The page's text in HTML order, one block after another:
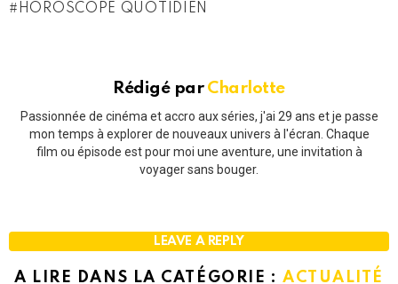
HOROSCOPE QUOTIDIEN
Rédigé par Charlotte
Passionnée de cinéma et accro aux séries, j'ai 29 ans et je passe
mon temps à explorer de nouveaux univers à l'écran. Chaque
film ou épisode est pour moi une aventure, une invitation à
voyager sans bouger.
LEAVE A REPLY
A LIRE DANS LA CATÉGORIE : ACTUALITÉ